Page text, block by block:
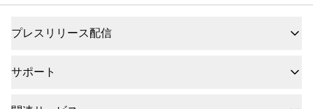
プレスリリース配信
サポート